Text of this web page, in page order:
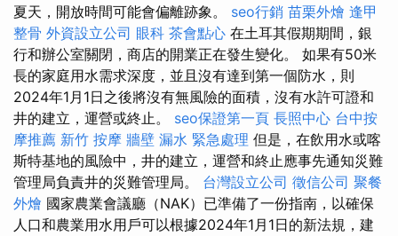
夏天，開放時間可能會偏離跡象。 seo行銷 苗栗外燴 逢甲
整骨 外資設立公司 眼科 茶會點心 在土耳其假期期間，銀
行和辦公室關閉，商店的開業正在發生變化。 如果有50米
長的家庭用水需求深度，並且沒有達到第一個防水，則
2024年1月1日之後將沒有無風險的面積，沒有水許可證和
井的建立，運營或終止。 seo保證第一頁 長照中心 台中按
摩推薦 新竹 按摩 牆壁 漏水 緊急處理 但是，在飲用水或喀
斯特基地的風險中，井的建立，運營和終止應事先通知災難
管理局負責井的災難管理局。 台灣設立公司 徵信公司 聚餐
外燴 國家農業會議廳（NAK）已準備了一份指南，以確保
人口和農業用水用戶可以根據2024年1月1日的新法規，建